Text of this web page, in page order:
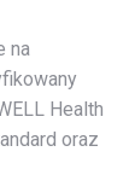
na
Health
oraz